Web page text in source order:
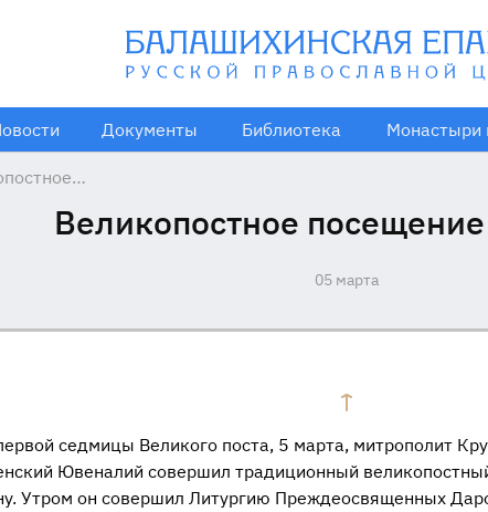
Документы Библиотека Монастыри
Великопостное
05 марта
седмицы Великого поста, 5 марта, митрополит
Ювеналий совершил традиционный
Утром он совершил Литургию Преждеосвященных